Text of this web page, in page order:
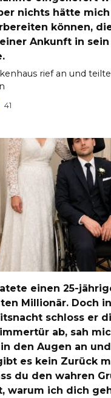
nichts hätte
können,
Ankunft in
rief an und
41
einen 25-
Millionär. Doch
schloss er
ab, sah
den Augen an
es kein Zurück
du den wahren
warum ich dich